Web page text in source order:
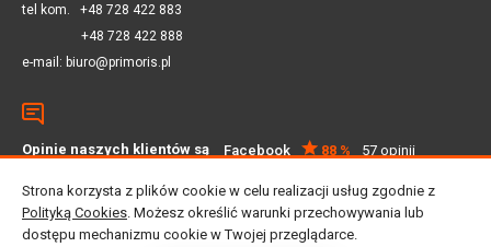
tel kom. +48 728 422 883
+48 728 422 888
e-mail: biuro@primoris.pl
Opinie naszych klientów są
Facebook 88 %
57 opinii
Strona korzysta z plików cookie w celu realizacji usług zgodnie z
Polityką Cookies. Możesz określić warunki przechowywania lub
dostępu mechanizmu cookie w Twojej przeglądarce.